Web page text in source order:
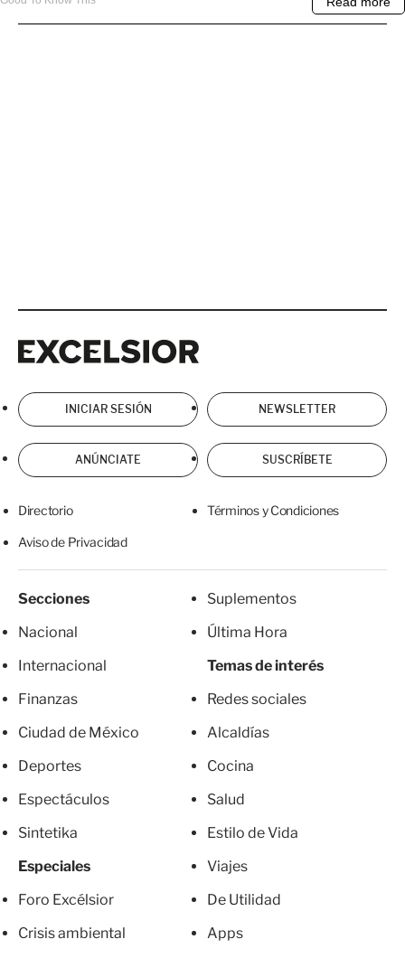
INICIAR SESIÓN NEWSLETTER
ANÚNCIATE SUSCRÍBETE
Directorio Términos y Condiciones
Aviso de Privacidad
Secciones
Nacional
Internacional
Finanzas
Ciudad de México
Deportes
Espectáculos
Sintetika
Especiales
Foro Excélsior
Crisis ambiental
Suplementos
Última Hora
Temas de interés
Redes sociales
Alcaldías
Cocina
Salud
Estilo de Vida
Viajes
De Utilidad
Apps